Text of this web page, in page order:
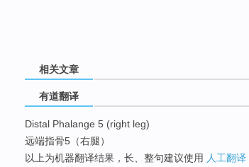
相关文章
有道翻译
Distal Phalange 5 (right leg)
远端指骨5（右腿）
以上为机器翻译结果，长、整句建议使用 人工翻译